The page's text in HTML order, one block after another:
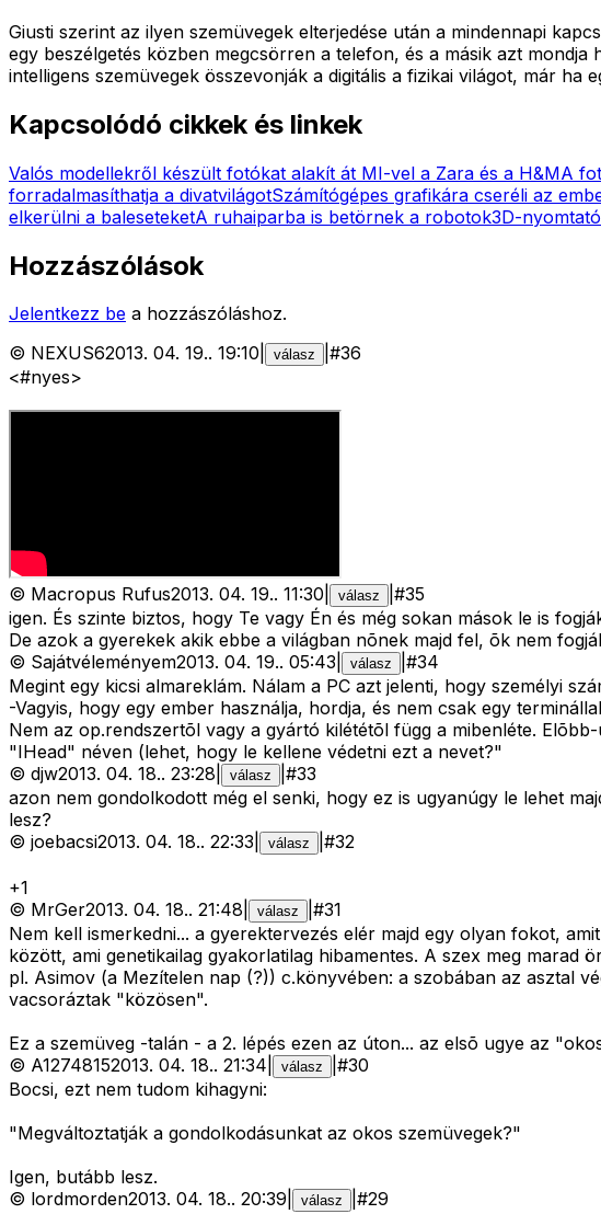
Giusti szerint az ilyen szemüvegek elterjedése után a mindennapi
egy beszélgetés közben megcsörren a telefon, és a másik azt
intelligens szemüvegek összevonják a digitális a fizikai világot, már ha
Kapcsolódó cikkek és linkek
Valós modellekről készült fotókat alakít át MI-vel a Zara és a H&MA
forradalmasíthatja a divatvilágotSzámítógépes grafikára cseréli az
elkerülni a baleseteketA ruhaiparba is betörnek a robotok3D-
Hozzászólások
Jelentkezz be a hozzászóláshoz.
© NEXUS62013. 04. 19.. 19:10 válasz #36
<#nyes>
© Macropus Rufus2013. 04. 19.. 11:30 válasz #35
igen. És szinte biztos, hogy Te vagy Én és még sokan mások le is
De azok a gyerekek akik ebbe a világban nõnek majd fel, õk nem
© Sajátvéleményem2013. 04. 19.. 05:43 válasz #34
Megint egy kicsi almareklám. Nálam a PC azt jelenti, hogy személyi
-Vagyis, hogy egy ember használja, hordja, és nem csak egy
Nem az op.rendszertõl vagy a gyártó kilététõl függ a mibenléte.
"IHead" néven (lehet, hogy le kellene védetni ezt a nevet?"
© djw2013. 04. 18.. 23:28 válasz #33
azon nem gondolkodott még el senki, hogy ez is ugyanúgy le lehet
lesz?
© joebacsi2013. 04. 18.. 22:33 válasz #32
+1
© MrGer2013. 04. 18.. 21:48 válasz #31
Nem kell ismerkedni... a gyerektervezés elér majd egy olyan fokot,
között, ami genetikailag gyakorlatilag hibamentes. A szex meg
pl. Asimov (a Mezítelen nap (?)) c.könyvében: a szobában az asztal
vacsoráztak "közösen".
Ez a szemüveg -talán - a 2. lépés ezen az úton... az elsõ ugye az
© A12748152013. 04. 18.. 21:34 válasz #30
Bocsi, ezt nem tudom kihagyni:
"Megváltoztatják a gondolkodásunkat az okos szemüvegek?"
Igen, butább lesz.
© lordmorden2013. 04. 18.. 20:39 válasz #29